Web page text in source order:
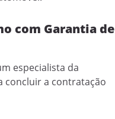
com Garantia de
especialista da
concluir a contratação